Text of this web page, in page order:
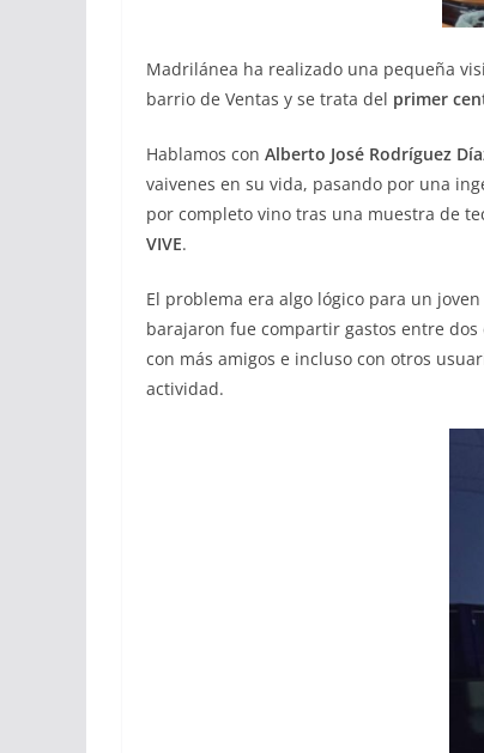
Madrilánea ha realizado una pequeña
barrio de Ventas y se trata del primer
Hablamos con Alberto José Rodríguez
vaivenes en su vida, pasando por una
por completo vino tras una muestra de
VIVE.
El problema era algo lógico para un
barajaron fue compartir gastos entre
con más amigos e incluso con otros
actividad.